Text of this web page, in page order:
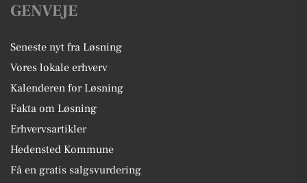
GENVEJE
Seneste nyt fra Løsning
Vores lokale erhverv
Kalenderen for Løsning
Fakta om Løsning
Erhvervsartikler
Hedensted Kommune
Få en gratis salgsvurdering